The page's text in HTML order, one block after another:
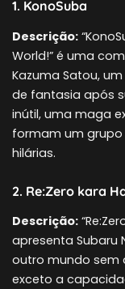
1. KonoSuba
Descrição:
World!” é uma
Kazuma Satou,
de fantasia após
inútil, uma maga
formam um
hilárias.
2. Re:Zero kara
Descrição:
apresenta Subaru
outro mundo sem
exceto a